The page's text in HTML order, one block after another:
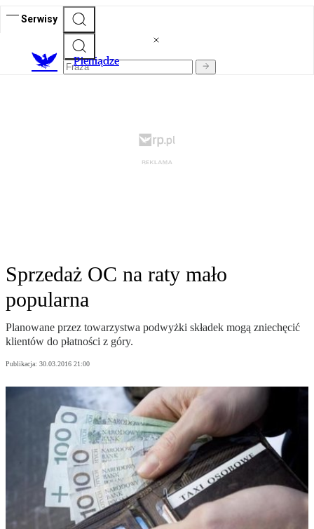
Serwisy
Pieniądze
Sprzedaż OC na raty mało
popularna
Planowane przez towarzystwa podwyżki składek mogą zniechęcić
klientów do płatności z góry.
Publikacja: 30.03.2016 21:00